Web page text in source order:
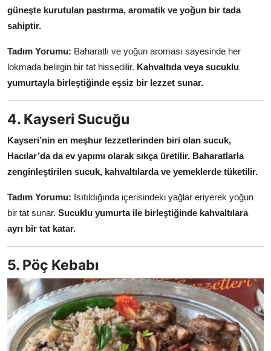
güneşte kurutulan pastırma, aromatik ve yoğun bir tada
sahiptir.
Tadım Yorumu: Baharatlı ve yoğun aroması sayesinde her
lokmada belirgin bir tat hissedilir. Kahvaltıda veya sucuklu
yumurtayla birleştiğinde eşsiz bir lezzet sunar.
4. Kayseri Sucuğu
Kayseri’nin en meşhur lezzetlerinden biri olan sucuk,
Hacılar’da da ev yapımı olarak sıkça üretilir. Baharatlarla
zenginleştirilen sucuk, kahvaltılarda ve yemeklerde tüketilir.
Tadım Yorumu: Isıtıldığında içerisindeki yağlar eriyerek yoğun
bir tat sunar. Sucuklu yumurta ile birleştiğinde kahvaltılara
ayrı bir tat katar.
5. Pöç Kebabı